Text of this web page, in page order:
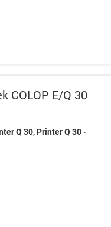
COLOP E/Q 30
Q 30, Printer Q 30 -